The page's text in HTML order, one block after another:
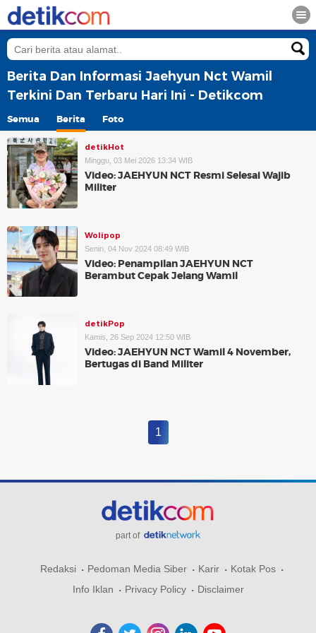
Berita Dan Informasi Jaehyun Nct Wamil
Terkini Dan Terbaru Hari Ini - Detikcom
Semua Berita Foto
detikHot
Minggu, 03 Mei 2026 13:34 WIB
Video: JAEHYUN NCT Resmi Selesai Wajib
Militer
Wolipop
Senin, 04 Nov 2024 08:49 WIB
Video: Penampilan JAEHYUN NCT
Berambut Cepak Jelang Wamil
detikPop
Kamis, 26 Sep 2024 12:50 WIB
Video: JAEHYUN NCT Wamil 4 November,
Bertugas di Band Militer
1
part of
Redaksi Pedoman Media Siber Karir
Kotak Pos
Info Iklan
Privacy Policy Disclaimer